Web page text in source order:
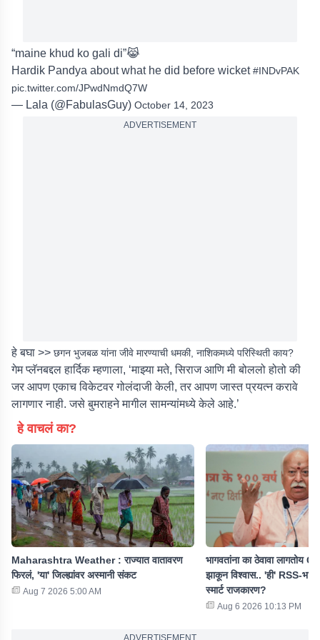
“maine khud ko gali di”😹
Hardik Pandya about what he did before wicket#INDvPAK
pic.twitter.com/JPwdNmdQ7W
— Lala (@FabulasGuy) October 14, 2023
ADVERTISEMENT
हे बघा >> छगन भुजबळ यांना जीवे मारण्याची धमकी, नाशिकमध्ये परिस्थिती काय?
गेम प्लॅनबद्दल हार्दिक म्हणाला, ‘माझ्या मते, सिराज आणि मी बोललो होतो की
जर आपण एकाच विकेटवर गोलंदाजी केली, तर आपण जास्त प्रयत्न करावे
लागणार नाही. जसे बुमराहने मागील सामन्यांमध्ये केले आहे.’
हे वाचलं का?
Maharashtra Weather : राज्यात वातावरण
फिरलं, 'या' जिल्ह्यांवर अस्मानी संकट
Aug 7 2026 5:00 AM
भागवतांना का ठेवावा लागतोय
झाकून विश्वास.. 'ही' RSS-
स्मार्ट राजकारण?
Aug 6 2026 10:13 PM
ADVERTISEMENT